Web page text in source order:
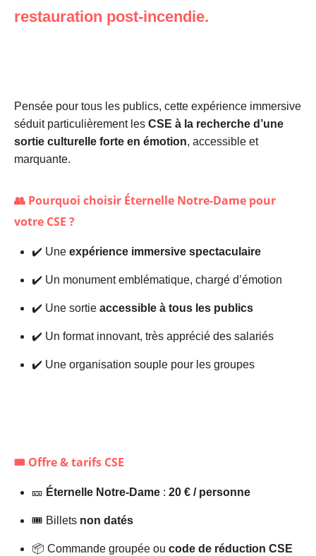
restauration post-incendie.
Pensée pour tous les publics, cette expérience immersive
séduit particulièrement les CSE à la recherche d’une
sortie culturelle forte en émotion, accessible et
marquante.
👥 Pourquoi choisir Éternelle Notre-Dame pour
votre CSE ?
✔️ Une expérience immersive spectaculaire
✔️ Un monument emblématique, chargé d’émotion
✔️ Une sortie accessible à tous les publics
✔️ Un format innovant, très apprécié des salariés
✔️ Une organisation souple pour les groupes
🎟️ Offre & tarifs CSE
🎫 Éternelle Notre-Dame : 20 € / personne
🎟️ Billets non datés
📦 Commande groupée ou code de réduction CSE